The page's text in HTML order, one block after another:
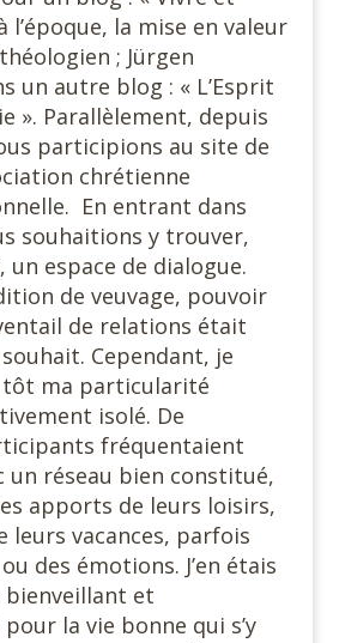
l’époque, la mise en valeur
; Jürgen
un autre blog : « L’Esprit
». Parallèlement, depuis
participions au site de
chrétienne
En entrant dans
souhaitions y trouver,
espace de dialogue.
de veuvage, pouvoir
de relations était
Cependant, je
ma particularité
isolé. De
fréquentaient
un réseau bien constitué,
apports de leurs loisirs,
leurs vacances, parfois
des émotions. J’en étais
et
la vie bonne qui s’y